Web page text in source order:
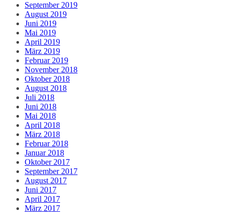
September 2019
August 2019
Juni 2019
Mai 2019
April 2019
März 2019
Februar 2019
November 2018
Oktober 2018
August 2018
Juli 2018
Juni 2018
Mai 2018
April 2018
März 2018
Februar 2018
Januar 2018
Oktober 2017
September 2017
August 2017
Juni 2017
April 2017
März 2017